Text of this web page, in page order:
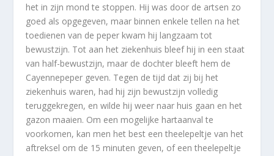
het in zijn mond te stoppen. Hij was door de artsen zo
goed als opgegeven, maar binnen enkele tellen na het
toedienen van de peper kwam hij langzaam tot
bewustzijn. Tot aan het ziekenhuis bleef hij in een staat
van half-bewustzijn, maar de dochter bleeft hem de
Cayennepeper geven. Tegen de tijd dat zij bij het
ziekenhuis waren, had hij zijn bewustzijn volledig
teruggekregen, en wilde hij weer naar huis gaan en het
gazon maaien. Om een mogelijke hartaanval te
voorkomen, kan men het best een theelepeltje van het
aftreksel om de 15 minuten geven, of een theelepeltje